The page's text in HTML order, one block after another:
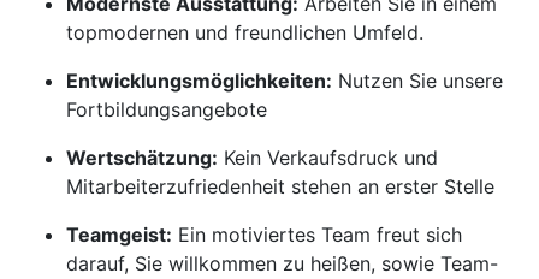
topmodernen und freundlichen Umfeld.
Entwicklungsmöglichkeiten: Nutzen Sie unsere
Fortbildungsangebote
Wertschätzung: Kein Verkaufsdruck und
Mitarbeiterzufriedenheit stehen an erster Stelle
Teamgeist: Ein motiviertes Team freut sich
darauf, Sie willkommen zu heißen, sowie Team-